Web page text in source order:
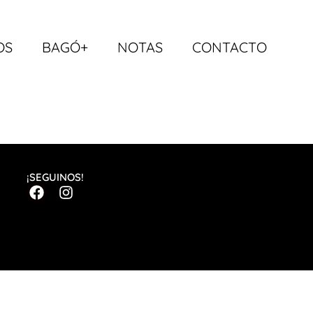
BAGÓ+ NOTAS CONTACTO
¡SEGUINOS!